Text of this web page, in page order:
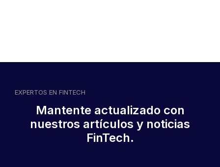
CoopeSanRamón Móvil
EXPERTOS EN FINTECH
Mantente actualizado con
nuestros artículos y noticias
FinTech.